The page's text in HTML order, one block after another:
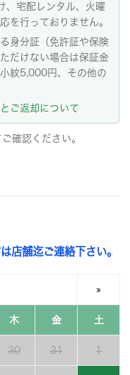
、宅配レンタル、火曜
を行っておりません。
身分証（免許証や保険
だけない場合は保証金
紋5,000円、その他の
ご返却について
確認ください。
店舗迄ご連絡下さい。
»
木 金 土
30 31 1